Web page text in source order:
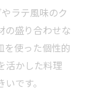
ラテ風味のク
の盛り合わせな
を使った個性的
活かした料理
です。